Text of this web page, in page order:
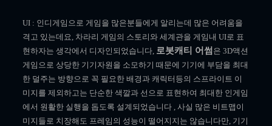
UI : 인디게임으로 게임을 많은분들에게 알리는데 많은 어려움을
격고 있는데요, 차라리 게임의 스토리와 세계관을 게임내 UI로 표
현하자는 생각에서 디자인되었습니다, 로봇캐티 어썸 은 3D액션
게임으로 상당한 기기자원을 소모하기 때문에 기기에 부담을 최대
한 덜주는 방향으로 꼭 필요한 배경과 캐릭터등의 스프라이트 이
미지를 제외하고는 단순한 색깔과 선으로 표현하여 최대한 인게임
에서 원활한 실행을 돕도록 설계되었습니다 , 사실 많은 비트맵이
미지들로 치장해도 프레임의 성능이 떨어지지는 않습니다만, 기기